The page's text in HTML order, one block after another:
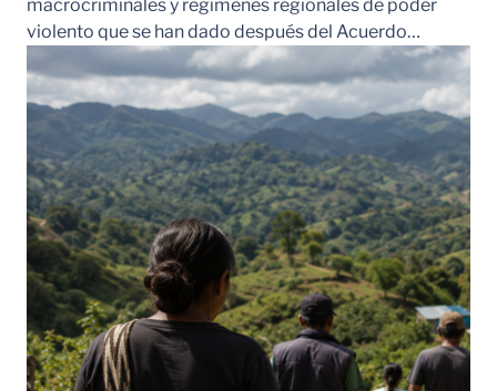
macrocriminales y regímenes regionales de poder
violento que se han dado después del Acuerdo…